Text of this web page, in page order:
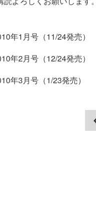
年1月号（11/24発売）
年2月号（12/24発売）
年3月号（1/23発売）